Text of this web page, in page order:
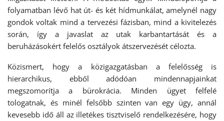
folyamatban lévő hat út- és két hídmunkálat, amelynél nagy
gondok voltak mind a tervezési fázisban, mind a kivitelezés
során, így a javaslat az utak karbantartását és a
beruházásokért felelős osztályok átszervezését célozta.
Közismert, hogy a közigazgatásban a felelősség is
hierarchikus, ebből adódóan mindennapjainkat
megszomorítja a bürokrácia. Minden ügyet felfelé
tologatnak, és minél felsőbb szinten van egy ügy, annál
kevesebb idő áll az illetékes tisztviselő rendelkezésére, hogy